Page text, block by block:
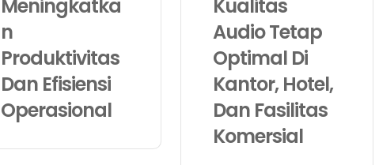
Meningkatka
N
Produktivitas
Dan Efisiensi
Operasional
Kualitas
Audio Tetap
Optimal Di
Kantor, Hotel,
Dan Fasilitas
Komersial